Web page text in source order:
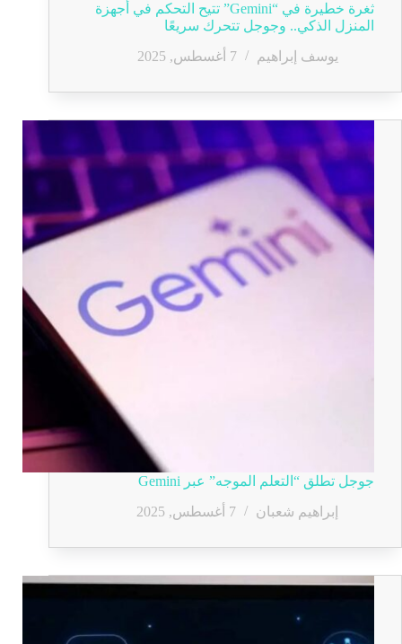
ثغرة خطيرة في “Gemini” تتيح التحكم في أجهزة
المنزل الذكي.. وجوجل تتحرك سريعًا
يوسف إبراهيم
7 أغسطس, 2025
جوجل تطلق “التعلم الموجه” عبر Gemini
إبراهيم شعبان
7 أغسطس, 2025